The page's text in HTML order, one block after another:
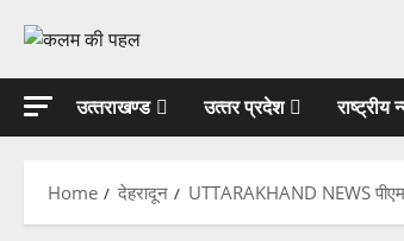
content
उत्‍तराखण्‍ड
उत्‍तर प्रदेश राष्ट्रीय
Home देहरादून UTTARAKHAND NEWS